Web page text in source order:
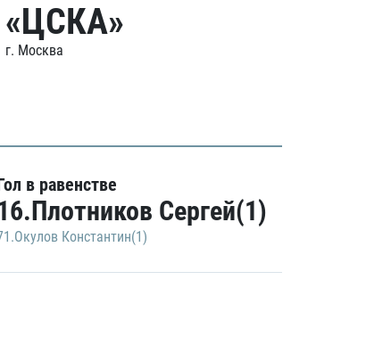
«ЦСКА»
г. Москва
в равенстве
Сергей(1)
Константин(1)